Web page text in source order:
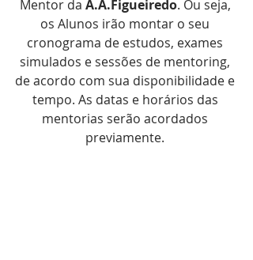
Mentor da A.A.Figueiredo. Ou seja,
os Alunos irão montar o seu
cronograma de estudos, exames
simulados e sessões de mentoring,
de acordo com sua disponibilidade e
tempo. As datas e horários das
mentorias serão acordados
previamente.